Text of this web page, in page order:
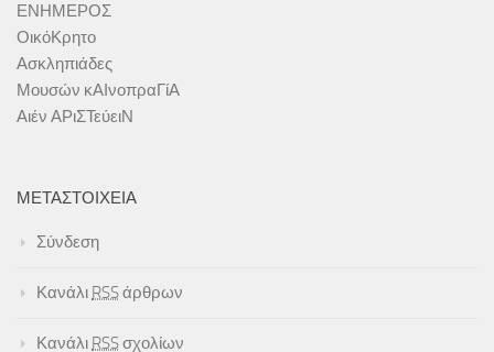
ΕΝΗΜΕΡΟΣ
ΟικόΚρητο
Ασκληπιάδες
Μουσών κΑΙνοπραΓίΑ
Αιέν ΑΡιΣΤεύειΝ
ΜΕΤΑΣΤΟΙΧΕΊΑ
Σύνδεση
Κανάλι RSSάρθρων
Κανάλι RSSσχολίων